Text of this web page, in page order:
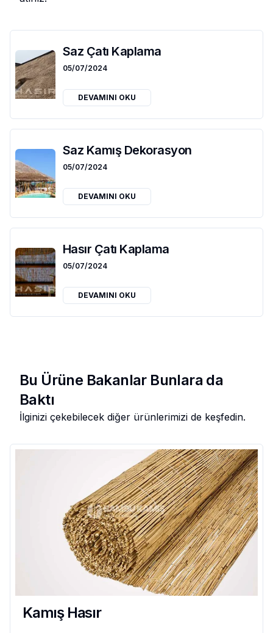
Saz Çatı Kaplama
05/07/2024
DEVAMINI OKU
Saz Kamış Dekorasyon
05/07/2024
DEVAMINI OKU
Hasır Çatı Kaplama
05/07/2024
DEVAMINI OKU
Bu Ürüne Bakanlar Bunlara da
Baktı
İlginizi çekebilecek diğer ürünlerimizi de keşfedin.
Kamış Hasır